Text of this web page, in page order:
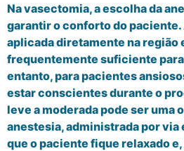
Na vasectomia, a escolha da
garantir o conforto do paciente.
aplicada diretamente na região
frequentemente suficiente para
entanto, para pacientes
estar conscientes durante o
leve a moderada pode ser uma
anestesia, administrada por
que o paciente fique relaxado